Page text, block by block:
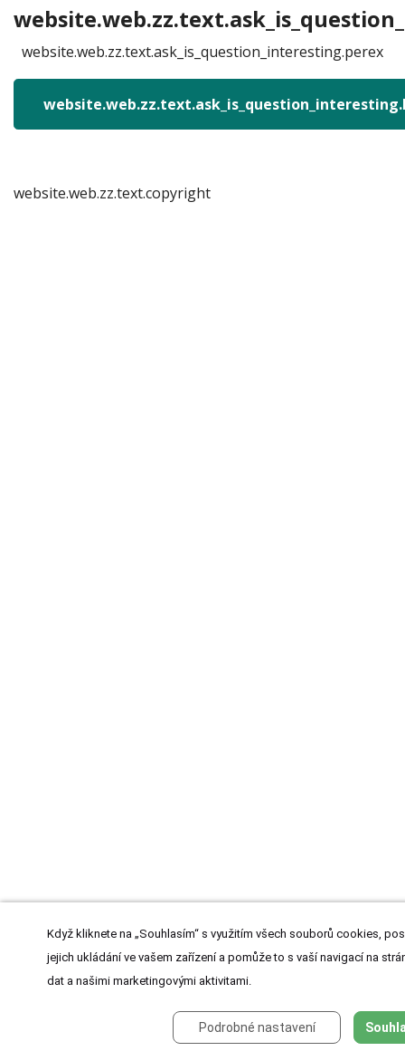
website.web.zz.text.ask_is_question_interesting.perex
website.web.zz.text.copyright
Když kliknete na „Souhlasím“ s využitím všech souborů cookies,
jejich ukládání ve vašem zařízení a pomůže to s vaší navigací na
dat a našimi marketingovými aktivitami.
Podrobné nastavení